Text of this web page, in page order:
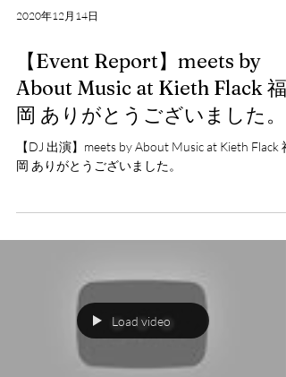
2020年12月14日
【Event Report】meets by
About Music at Kieth Flack 福
岡 ありがとうございました。